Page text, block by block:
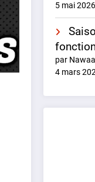
5 mai
par
4 mars